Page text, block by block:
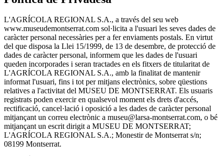
L'AGRÍCOLA REGIONAL S.A., a través del seu web
www.museudemontserrat.com sol·licita a l'usuari les seves dades de
caràcter personal necessàries per a fer enviaments postals. En virtut
del que disposa la Llei 15/1999, de 13 de desembre, de protecció de
dades de caràcter personal, informem que les dades de l'usuari
queden incorporades i seran tractades en els fitxers de titularitat de
L'AGRÍCOLA REGIONAL S.A., amb la finalitat de mantenir
informat l'usuari, fins i tot per mitjans electrònics, sobre qüestions
relatives a l'activitat del MUSEU DE MONTSERRAT. Els usuaris
registrats poden exercir en qualsevol moment els drets d'accés,
rectificació, cancel·lació i oposició a les dades de caràcter personal
mitjançant un correu electrònic a museu@larsa-montserrat.com, o bé
mitjançant un escrit dirigit a MUSEU DE MONTSERRAT;
L'AGRÍCOLA REGIONAL S.A.; Monestir de Montserrat s/n;
08199 Montserrat.